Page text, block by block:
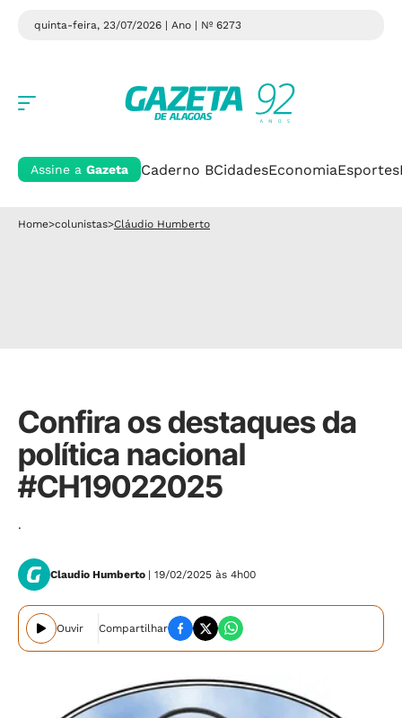
quinta-feira, 23/07/2026 | Ano | Nº 6273
Assine a Gazeta Caderno BCidadesEconomiaEsportes
Home>colunistas>Cláudio Humberto
Confira os destaques da
política nacional
#CH19022025
.
Claudio Humberto | 19/02/2025 às 4h00
Ouvir Compartilhar